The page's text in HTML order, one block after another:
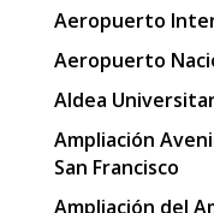
Aeropuerto
Aeropuerto
Aldea
Ampliación
San Francisco
Ampliación del